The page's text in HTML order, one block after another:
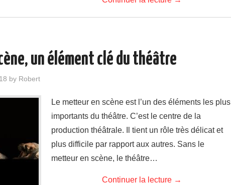
un élément clé du théâtre
by Robert
Le metteur en scène est l’un des éléments les plus
importants du théâtre. C’est le centre de la
production théâtrale. Il tient un rôle très délicat et
plus difficile par rapport aux autres. Sans le
metteur en scène, le théâtre…
Continuer la lecture →